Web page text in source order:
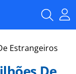
Estrangeiros